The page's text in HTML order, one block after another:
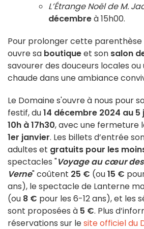
L’Étrange Noël de M.
décembreà 15h00.
Pour prolonger cette parenthèse
ouvre sa boutiqueet son salon
savourer des douceurs locales ou
chaude dans une ambiance
Le Domaine s'ouvre à nous pour
festif, du14 décembre 2024 au 5
10h à 17h30, avec une fermeture
1er janvier. Les billets d’entrée
adultes et gratuits pour les
spectacles "Voyage au cœur
Verne" coûtent 25 € (ou15 €
ans), le spectacle de Lanterne
(ou 8 € pour les 6-12 ans), et les
sont proposées à 5 €. Plus
réservations sur lesite officiel du